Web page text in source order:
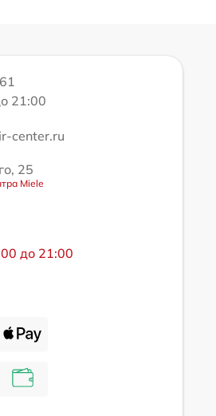
21:00
center.ru
25
Miele
до 21:00